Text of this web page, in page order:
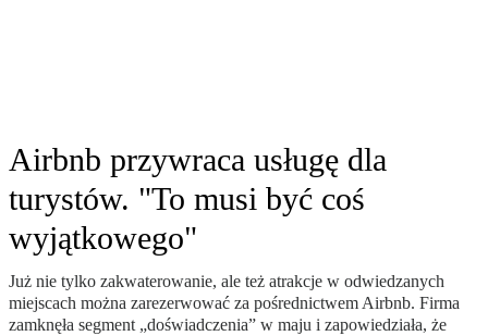
Airbnb przywraca usługę dla
turystów. "To musi być coś
wyjątkowego"
Już nie tylko zakwaterowanie, ale też atrakcje w odwiedzanych
miejscach można zarezerwować za pośrednictwem Airbnb. Firma
zamknęła segment „doświadczenia” w maju i zapowiedziała, że